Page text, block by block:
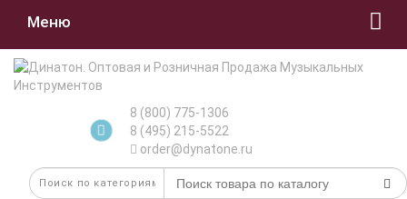
Меню
8 (800) 775-1306
8 (495) 215-5522
order@dynatone.ru